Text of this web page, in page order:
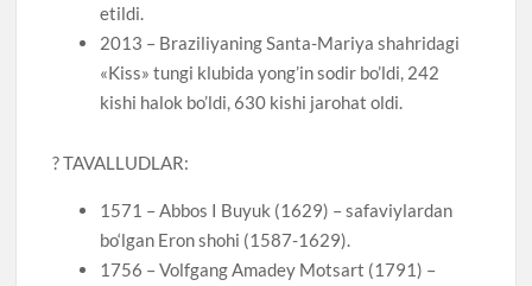
etildi.
2013 – Braziliyaning Santa-Mariya shahridagi
«Kiss» tungi klubida yong’in sodir bo’ldi, 242
kishi halok bo’ldi, 630 kishi jarohat oldi.
? TAVALLUDLAR:
1571 – Abbos I Buyuk (1629) – safaviylardan
bo‘lgan Eron shohi (1587-1629).
1756 – Volfgang Amadey Motsart (1791) –